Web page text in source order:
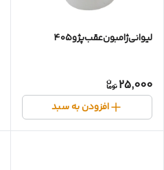
لیوانی‌ژامبون‌عقب‌پژو۴۰۵
25,000
افزودن به سبد